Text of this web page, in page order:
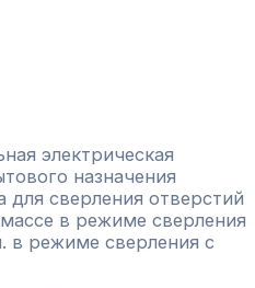
электрическая
назначения
сверления отверстий
в режиме сверления
в режиме сверления с